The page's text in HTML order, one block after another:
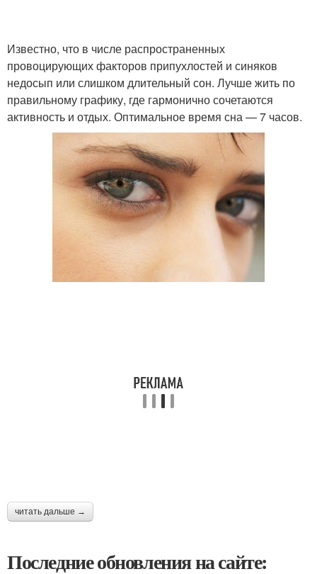
Известно, что в числе распространенных
провоцирующих факторов припухлостей и синяков
недосып или слишком длительный сон. Лучше жить по
правильному графику, где гармонично сочетаются
активность и отдых. Оптимальное время сна — 7 часов.
читать дальше →
Последние обновления на сайте: